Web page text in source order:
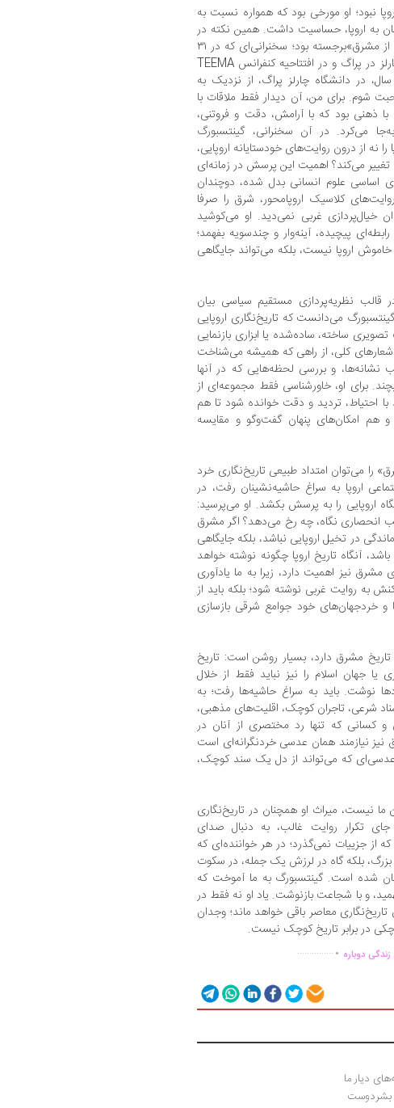
نبود؛ او مورخی بود که همواره نسبت به
به اروپا، حساسیت داشت. همین نکته در
سخنرانی مهم او با عنوان «نگاه به اروپا از مشرق»برجسته بود؛ سخنرانی‌ای که در ۳۱
اکتبر ۲۰۱۳ در دانشکده هنر دانشگاه چارلز در پراگ و در افتتاحیه کنفرانس TEEMA
در دانشگاه چارلز پراگ، از نزدیک به
شوم. برای من، آن دیدار فقط ملاقات با
ذهنی بود که با آرامش، دقت و فروتنی،
می‌کرد. در آن سخنرانی، گینتسبورگ
نه از درون روایت‌های خودستایانه اروپایی،
می‌کند؟ اهمیت این پرسش در زمانه‌ای
اساسی علوم انسانی بدل شده، دوچندان
کلاسیک اروپامحور، شرق را صرفا
خیال‌پردازی غربی نمی‌دید. او می‌کوشید
پیچیده، آینه‌وار و چندسویه بفهمد؛
اروپا نیست، بلکه می‌تواند جایگاهی
قالب نظریه‌پردازی مستقیم سیاسی بیان
می‌دانست که تاریخ‌نگاری اروپایی
ساخته، ساده‌شده یا ابزاری بازنمایی
شعارهای کلی، از راهی که همیشه می‌شناخت
و بررسی لحظه‌هایی که در آنها
برای او، خاورشناسی فقط مجموعه‌ای از
با احتیاط، تردید و دقت خوانده شود تا هم
هم امکان‌های پنهان گفت‌وگو و مقایسه
را می‌توان امتداد طبیعی تاریخ‌نگاری خرد
اروپا به سراغ حاشیه‌نشینان رفت، در
اروپایی را به پرسش بکشد. او می‌پرسید:
انحصاری نگاه، چه رخ می‌دهد؟ اگر مشرق
در تخیل اروپایی نباشد، بلکه جایگاهی
آنگاه تاریخ اروپا چگونه نوشته خواهد
نیز اهمیت دارد، زیرا به ما یادآوری
به روایت غربی نوشته شود؛ بلکه باید از
و خردجهان‌های خود جوامع شرقی بازسازی
مشرق دارد، بسیار روشن است: تاریخ
یا جهان اسلام را نیز نباید فقط از خلال
نوشت. باید به سراغ حاشیه‌ها رفت؛ به
شرعی، تاجران کوچک، اقلیت‌های مذهبی،
و کسانی که تنها رد مختصری از آنان در
نیز نیازمند همان عدسی خردنگرانه‌ای است
عدسی‌ای که می‌تواند از دل یک سند کوچک،
ما نیست، میراث او همچنان در تاریخ‌نگاری
تکرار روایت غالب، به دنبال صدای
از جزییات نمی‌گذرد؛ در هر خواننده‌ای که
بلکه گاه در لرزش یک جمله، در سکوت
شده است. گینتسبورگ به ما آموخت که
و با شجاعت بازنوشت. یاد او نه فقط در
تاریخ‌نگاری معاصر باقی خواهد ماند؛ وجدان
در برابر تاریخ کوچک نیست.
................ دوباره
دیار ما
بشردوست